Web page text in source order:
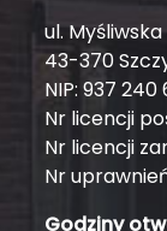
ul.
43-370
NIP: 937 240
Nr licencji
Nr licencji
Nr
Godziny